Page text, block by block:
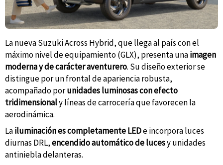
La nueva Suzuki Across Hybrid, que llega al país con el
máximo nivel de equipamiento (GLX), presenta unaimagen
moderna y de carácter aventurero. Su diseño exterior se
distingue por un frontal de apariencia robusta,
acompañado porunidades luminosas con efecto
tridimensionaly líneas de carrocería que favorecen la
aerodinámica.
Lailuminación es completamente LEDe incorpora luces
diurnas DRL,encendido automático de lucesy unidades
antiniebla delanteras.